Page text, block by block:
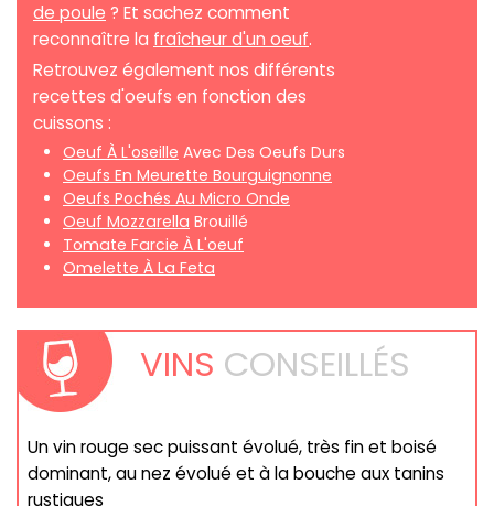
de poule ? Et sachez comment
reconnaître la fraîcheur d'un oeuf.
Retrouvez également nos différents
recettes d'oeufs en fonction des
cuissons :
Oeuf À L'oseille Avec Des Oeufs Durs
Oeufs En Meurette Bourguignonne
Oeufs Pochés Au Micro Onde
Oeuf Mozzarella Brouillé
Tomate Farcie À L'oeuf
Omelette À La Feta
VINS CONSEILLÉS
Un vin rouge sec puissant évolué, très fin et boisé
dominant, au nez évolué et à la bouche aux tanins
rustiques